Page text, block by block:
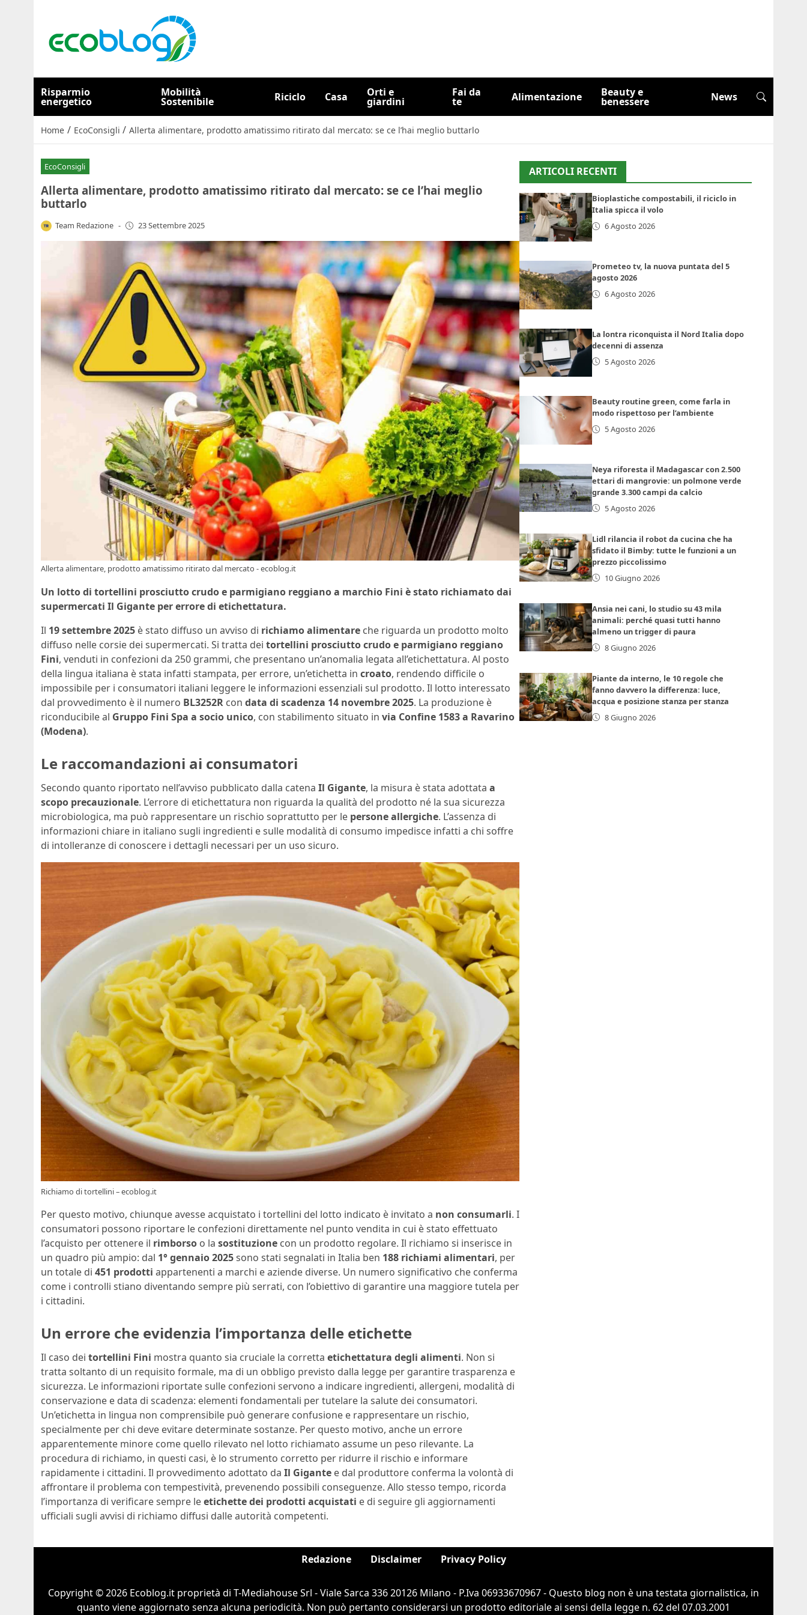
Risparmio
energetico
Mobilità
Sostenibile Riciclo Casa Orti e
giardini
Fai da
te Alimentazione Beauty e
benessere News
Home / EcoConsigli / Allerta alimentare, prodotto amatissimo ritirato dal mercato: se ce l’hai meglio buttarlo
EcoConsigli
Allerta alimentare, prodotto amatissimo ritirato dal mercato: se ce l’hai meglio
buttarlo
Team Redazione - 23 Settembre 2025
Allerta alimentare, prodotto amatissimo ritirato dal mercato - ecoblog.it
Un lotto di tortellini prosciutto crudo e parmigiano reggiano a marchio Fini è stato richiamato dai
supermercati Il Gigante per errore di etichettatura.
Il 19 settembre 2025 è stato diffuso un avviso di richiamo alimentare che riguarda un prodotto molto
diffuso nelle corsie dei supermercati. Si tratta dei tortellini prosciutto crudo e parmigiano reggiano
Fini, venduti in confezioni da 250 grammi, che presentano un’anomalia legata all’etichettatura. Al posto
della lingua italiana è stata infatti stampata, per errore, un’etichetta in croato, rendendo difficile o
impossibile per i consumatori italiani leggere le informazioni essenziali sul prodotto. Il lotto interessato
dal provvedimento è il numero BL3252R con data di scadenza 14 novembre 2025. La produzione è
riconducibile al Gruppo Fini Spa a socio unico, con stabilimento situato in via Confine 1583 a Ravarino
(Modena).
Le raccomandazioni ai consumatori
Secondo quanto riportato nell’avviso pubblicato dalla catena Il Gigante, la misura è stata adottata a
scopo precauzionale. L’errore di etichettatura non riguarda la qualità del prodotto né la sua sicurezza
microbiologica, ma può rappresentare un rischio soprattutto per le persone allergiche. L’assenza di
informazioni chiare in italiano sugli ingredienti e sulle modalità di consumo impedisce infatti a chi soffre
di intolleranze di conoscere i dettagli necessari per un uso sicuro.
Richiamo di tortellini – ecoblog.it
Per questo motivo, chiunque avesse acquistato i tortellini del lotto indicato è invitato a non consumarli. I
consumatori possono riportare le confezioni direttamente nel punto vendita in cui è stato effettuato
l’acquisto per ottenere il rimborso o la sostituzione con un prodotto regolare. Il richiamo si inserisce in
un quadro più ampio: dal 1° gennaio 2025sono stati segnalati in Italia ben 188 richiami alimentari, per
un totale di 451 prodotti appartenenti a marchi e aziende diverse. Un numero significativo che conferma
come i controlli stiano diventando sempre più serrati, con l’obiettivo di garantire una maggiore tutela per
i cittadini.
Un errore che evidenzia l’importanza delle etichette
Il caso dei tortellini Fini mostra quanto sia cruciale la corretta etichettatura degli alimenti. Non si
tratta soltanto di un requisito formale, ma di un obbligo previsto dalla legge per garantire trasparenza e
sicurezza. Le informazioni riportate sulle confezioni servono a indicare ingredienti, allergeni, modalità di
conservazione e data di scadenza: elementi fondamentali per tutelare la salute dei consumatori.
Un’etichetta in lingua non comprensibile può generare confusione e rappresentare un rischio,
specialmente per chi deve evitare determinate sostanze. Per questo motivo, anche un errore
apparentemente minore come quello rilevato nel lotto richiamato assume un peso rilevante. La
procedura di richiamo, in questi casi, è lo strumento corretto per ridurre il rischio e informare
rapidamente i cittadini. Il provvedimento adottato da Il Gigante e dal produttore conferma la volontà di
affrontare il problema con tempestività, prevenendo possibili conseguenze. Allo stesso tempo, ricorda
l’importanza di verificare sempre leetichette dei prodotti acquistati e di seguire gli aggiornamenti
ufficiali sugli avvisi di richiamo diffusi dalle autorità competenti.
ARTICOLI RECENTI
Bioplastiche compostabili, il riciclo in
Italia spicca il volo
6 Agosto 2026
Prometeo tv, la nuova puntata del 5
agosto 2026
6 Agosto 2026
La lontra riconquista il Nord Italia dopo
decenni di assenza
5 Agosto 2026
Beauty routine green, come farla in
modo rispettoso per l’ambiente
5 Agosto 2026
Neya riforesta il Madagascar con 2.500
ettari di mangrovie: un polmone verde
grande 3.300 campi da calcio
5 Agosto 2026
Lidl rilancia il robot da cucina che ha
sfidato il Bimby: tutte le funzioni a un
prezzo piccolissimo
10 Giugno 2026
Ansia nei cani, lo studio su 43 mila
animali: perché quasi tutti hanno
almeno un trigger di paura
8 Giugno 2026
Piante da interno, le 10 regole che
fanno davvero la differenza: luce,
acqua e posizione stanza per stanza
8 Giugno 2026
Redazione Disclaimer Privacy Policy
Copyright © 2026 Ecoblog.it proprietà di T-Mediahouse Srl - Viale Sarca 336 20126 Milano - P.Iva 06933670967 - Questo blog non è una testata giornalistica, in
quanto viene aggiornato senza alcuna periodicità. Non può pertanto considerarsi un prodotto editoriale ai sensi della legge n. 62 del 07.03.2001